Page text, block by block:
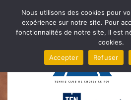
Nous utilisons des cookies pour
expérience sur notre site. Pour
fonctionnalités de notre site, il est
cookies.
Accepter
Refuser